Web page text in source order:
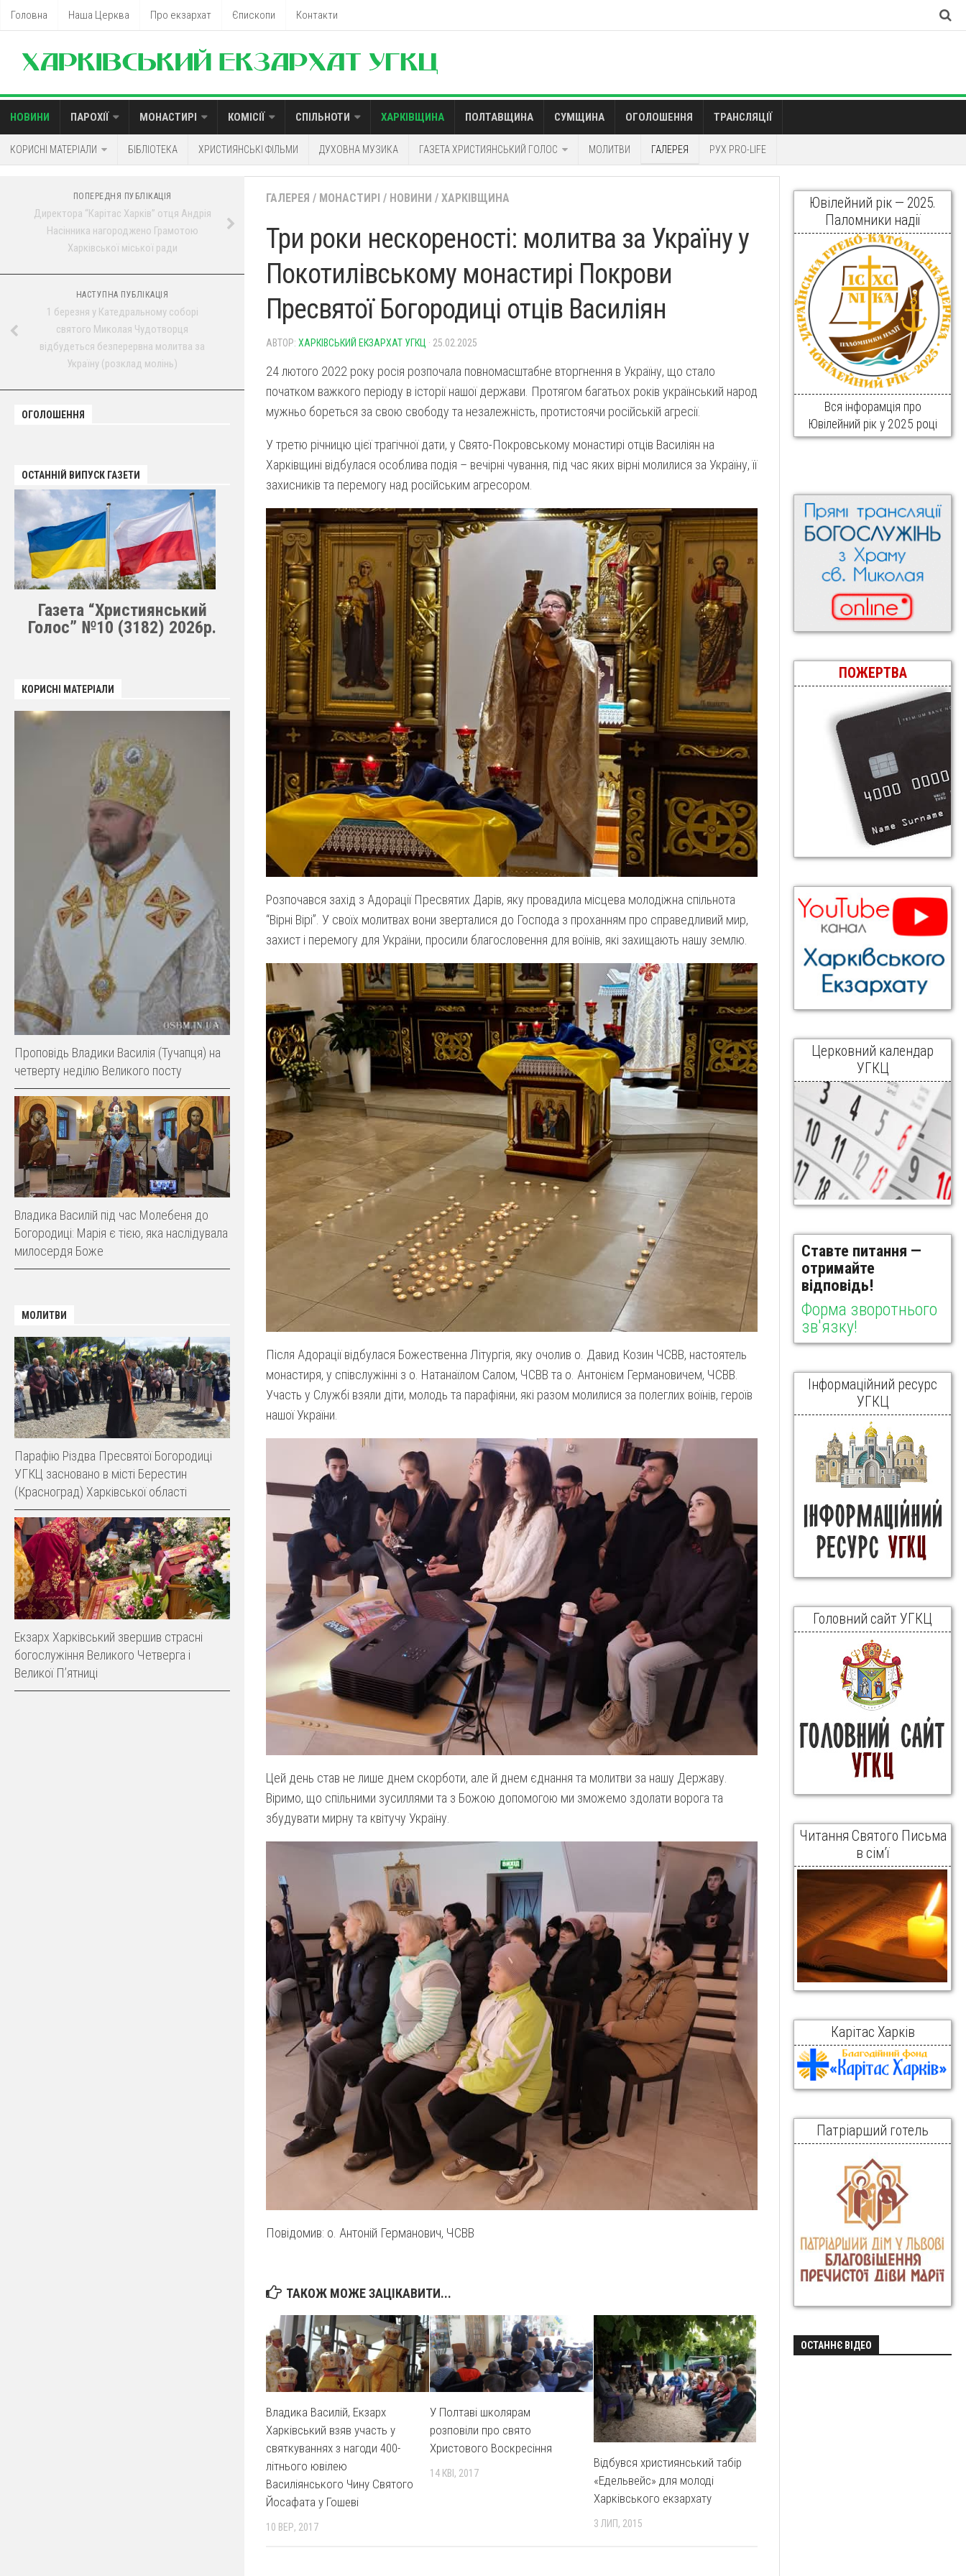
Головна Наша Церква Про екзархат Єпископи Контакти
НОВИНИ ПАРОХІЇ МОНАСТИРІ КОМІСІЇ СПІЛЬНОТИ ХАРКІВЩИНА ПОЛТАВЩИНА СУМЩИНА ОГОЛОШЕННЯ ТРАНСЛЯЦІЇ
КОРИСНІ МАТЕРІАЛИ БІБЛІОТЕКА ХРИСТИЯНСЬКІ ФІЛЬМИ ДУХОВНА МУЗИКА ГАЗЕТА ХРИСТИЯНСЬКИЙ ГОЛОС МОЛИТВИ ГАЛЕРЕЯ РУХ PRO-LIFE
ГАЛЕРЕЯ / МОНАСТИРІ / НОВИНИ / ХАРКІВЩИНА
Три роки нескореності: молитва за Україну у
Покотилівському монастирі Покрови
Пресвятої Богородиці отців Василіян
АВТОР: ХАРКІВСЬКИЙ ЕКЗАРХАТ УГКЦ · 25.02.2025
24 лютого 2022 року росія розпочала повномасштабне вторгнення в Україну, що стало
початком важкого періоду в історії нашої держави. Протягом багатьох років український народ
мужньо бореться за свою свободу та незалежність, протистоячи російській агресії.
У третю річницю цієї трагічної дати, у Свято-Покровському монастирі отців Василіян на
Харківщині відбулася особлива подія – вечірні чування, під час яких вірні молилися за Україну, її
захисників та перемогу над російським агресором.
Розпочався захід з Адорації Пресвятих Дарів, яку провадила місцева молодіжна спільнота
“Вірні Вірі”. У своїх молитвах вони зверталися до Господа з проханням про справедливий мир,
захист і перемогу для України, просили благословення для воїнів, які захищають нашу землю.
Після Адорації відбулася Божественна Літургія, яку очолив о. Давид Козин ЧСВВ, настоятель
монастиря, у співслужінні з о. Натанаїлом Салом, ЧСВВ та о. Антонієм Германовичем, ЧСВВ.
Участь у Службі взяли діти, молодь та парафіяни, які разом молилися за полеглих воїнів, героїв
нашої України.
Цей день став не лише днем скорботи, але й днем єднання та молитви за нашу Державу.
Віримо, що спільними зусиллями та з Божою допомогою ми зможемо здолати ворога та
збудувати мирну та квітучу Україну.
Повідомив: о. Антоній Германович, ЧСВВ
ТАКОЖ МОЖЕ ЗАЦІКАВИТИ...
Владика Василій, Екзарх
Харківський взяв участь у
святкуваннях з нагоди 400-
літнього ювілею
Василіянського Чину Святого
Йосафата у Гошеві
10 ВЕР, 2017
У Полтаві школярам
розповіли про свято
Христового Воскресіння
14 КВІ, 2017
Відбувся християнський табір
«Едельвейс» для молоді
Харківського екзархату
3 ЛИП, 2015
ПОПЕРЕДНЯ ПУБЛІКАЦІЯ
Директора “Карітас Харків” отця Андрія
Насінника нагороджено Грамотою
Харківської міської ради
НАСТУПНА ПУБЛІКАЦІЯ
1 березня у Катедральному соборі
святого Миколая Чудотворця
відбудеться безперервна молитва за
Україну (розклад молінь)
ОГОЛОШЕННЯ
ОСТАННІЙ ВИПУСК ГАЗЕТИ
Газета “Християнський
Голос” №10 (3182) 2026р.
КОРИСНІ МАТЕРІАЛИ
Проповідь Владики Василія (Тучапця) на
четверту неділю Великого посту
Владика Василій під час Молебеня до
Богородиці: Марія є тією, яка наслідувала
милосердя Боже
МОЛИТВИ
Парафію Різдва Пресвятої Богородиці
УГКЦ засновано в місті Берестин
(Красноград) Харківської області
Екзарх Харківський звершив страсні
богослужіння Великого Четверга і
Великої Пʼятниці
Ювілейний рік — 2025.
Паломники надії
Вся інфорамція про
Ювілейний рік у 2025 році
ПОЖЕРТВА
Церковний календар
УГКЦ
Ставте питання —
отримайте
відповідь!
Форма зворотнього
зв'язку!
Інформаційний ресурс
УГКЦ
Головний сайт УГКЦ
Читання Святого Письма
в сім’ї
Карітас Харків
Патріарший готель
ОСТАННЄ ВІДЕО